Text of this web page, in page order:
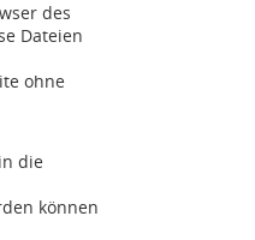
des
Dateien
ohne
die
können